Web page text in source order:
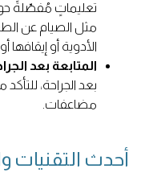
تعليماتٍ مُفصّلةً
مثل الصيام عن
الأدوية أو إيقافها
المتابعة بعد
بعد الجراحة،
مضاعفات.
أحدث التقنيات